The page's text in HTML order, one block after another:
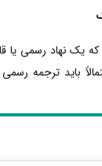
یک نهاد رسمی یا
باید ترجمه